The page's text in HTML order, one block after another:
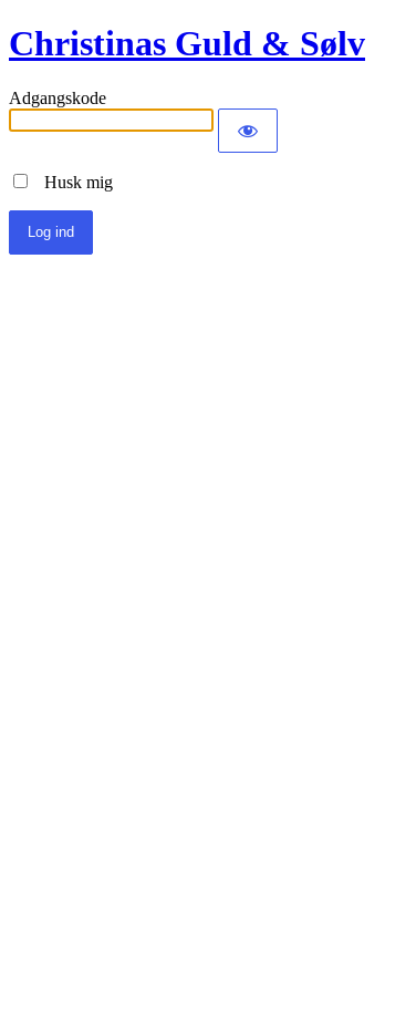
Christinas Guld & Sølv
Adgangskode
Husk mig